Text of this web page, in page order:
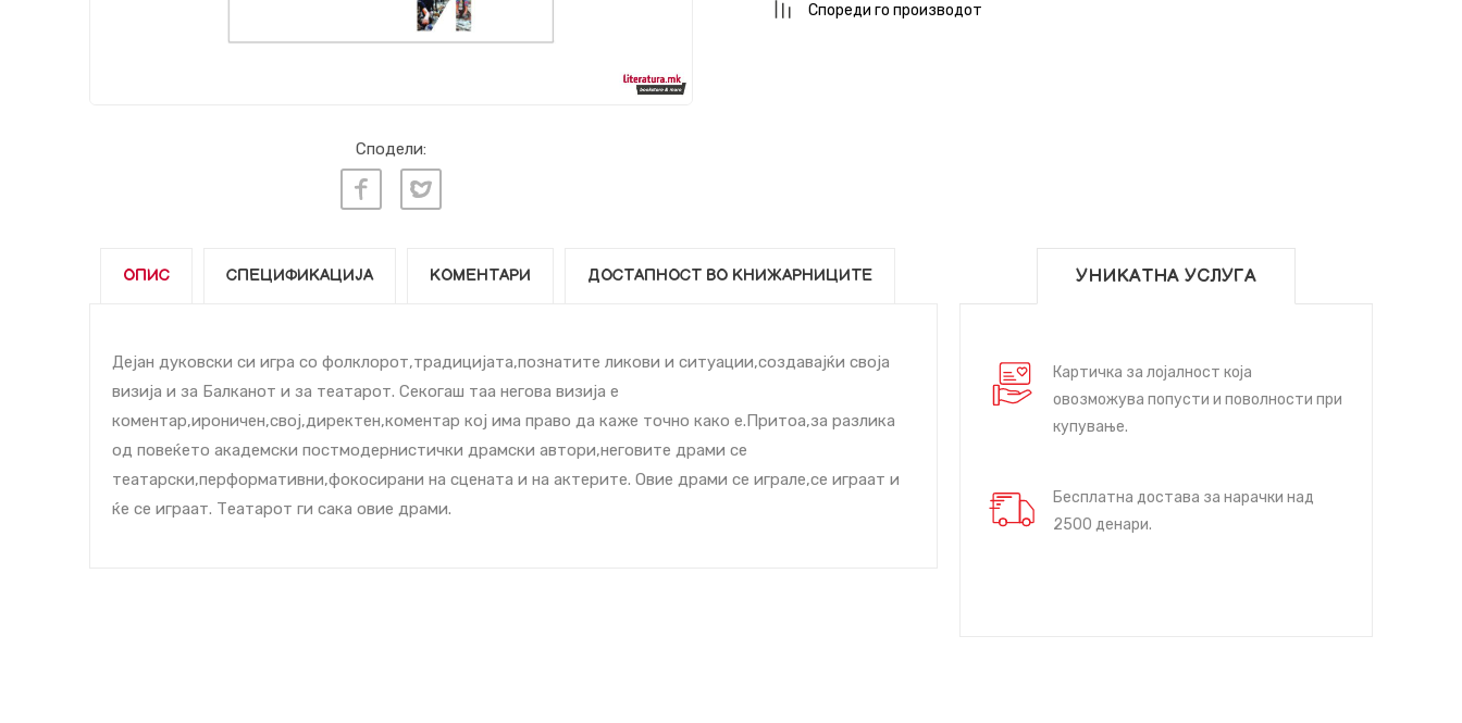
Сподели:
Спореди го производот
ОПИС СПЕЦИФИКАЦИЈА КОМЕНТАРИ ДОСТАПНОСТ ВО КНИЖАРНИЦИТЕ
Дејан дуковски си игра со фолклорот,традицијата,познатите ликови и ситуации,создавајќи своја
визија и за Балканот и за театарот. Секогаш таа негова визија е
коментар,ироничен,свој,директен,коментар кој има право да каже точно како е.Притоа,за разлика
од повеќето академски постмодернистички драмски автори,неговите драми се
театарски,перформативни,фокосирани на сцената и на актерите. Овие драми се играле,се играат и
ќе се играат. Театарот ги сака овие драми.
УНИКАТНА УСЛУГА
Картичка за лојалност која
овозможува попусти и поволности при
купување.
Бесплатна достава за нарачки над
2500 денари.